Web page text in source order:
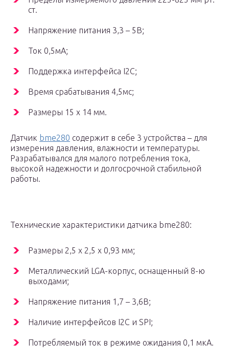
ст.
Напряжение питания 3,3 – 5В;
Ток 0,5мА;
Поддержка интерфейса I2C;
Время срабатывания 4,5мс;
Размеры 15 х 14 мм.
Датчик bme280 содержит в себе 3 устройства – для
измерения давления, влажности и температуры.
Разрабатывался для малого потребления тока,
высокой надежности и долгосрочной стабильной
работы.
Технические характеристики датчика bme280:
Размеры 2,5 х 2,5 х 0,93 мм;
Металлический LGA-корпус, оснащенный 8-ю
выходами;
Напряжение питания 1,7 – 3,6В;
Наличие интерфейсов I2C и SPI;
Потребляемый ток в режиме ожидания 0,1 мкА.